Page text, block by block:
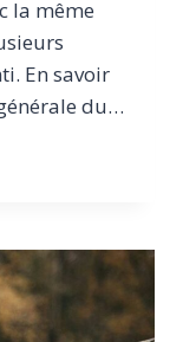
la même
En savoir
du…